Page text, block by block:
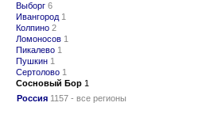
Выборг 6
Ивангород 1
Колпино 2
Ломоносов 1
Пикалево 1
Пушкин 1
Сертолово 1
Сосновый Бор 1
Россия 1157 - все регионы